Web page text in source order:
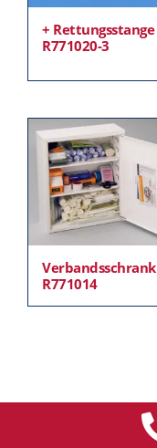
+ Rettungsstange
R771020-3
Verbandsschrank
R771014